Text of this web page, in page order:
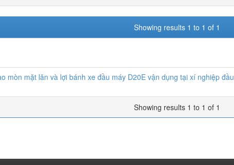
Showing results 1 to 1 of 1
mòn mặt lăn và lợi bánh xe đầu máy D20E vận dụng tại xí nghiệp đầu
Showing results 1 to 1 of 1